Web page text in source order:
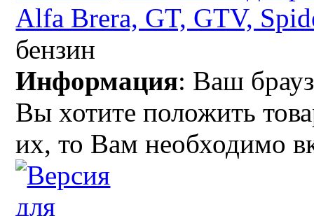
Alfa Brera, GT, GTV,
бензин
Информация: Ваш
Вы хотите положить
их, то Вам необходимо